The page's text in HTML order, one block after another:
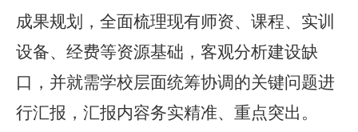
成果规划，全面梳理现有师资、课程、实训
设备、经费等资源基础，客观分析建设缺
口，并就需学校层面统筹协调的关键问题进
行汇报，汇报内容务实精准、重点突出。